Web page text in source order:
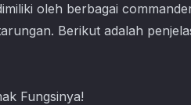
oleh berbagai
Berikut adalah
Fungsinya!